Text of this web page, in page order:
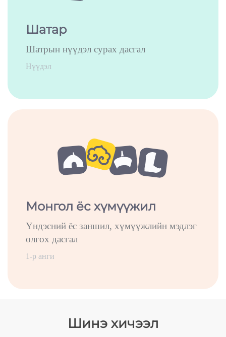
Шатар
Шатрын нүүдэл сурах дасгал
Нүүдэл
Монгол ёс хүмүүжил
Үндэсний ёс заншил, хүмүүжлийн мэдлэг
олгох дасгал
1-р анги
Шинэ хичээл